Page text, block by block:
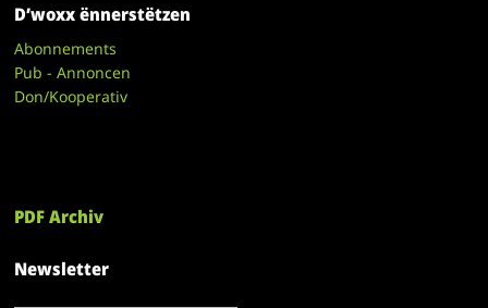
D’woxx ënnerstëtzen
Abonnements
Pub - Annoncen
Don/Kooperativ
PDF Archiv
Newsletter